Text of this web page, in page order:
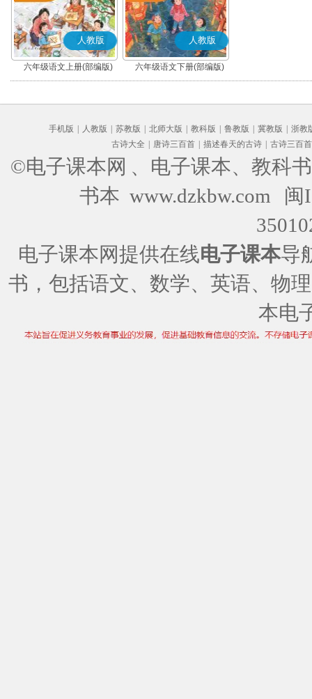
人教版
六年级语文上册(部编版)
人教版
六年级语文下册(部编版)
手机版 人教版 苏教版 北师大版 教科版 鲁教版 冀教版
浙教
古诗大全
唐诗三百首 描述春天的古诗 古诗三百首
©电子课本网 、电子课本、教科
书本 www.dzkbw.com
闽
电子课本网提供在线电子课本导
书，包括语文、数学、英语、物
本电